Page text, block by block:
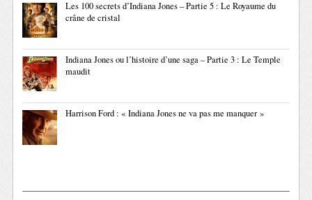
Les 100 secrets d’Indiana Jones – Partie 5 : Le Royaume du
crâne de cristal
Indiana Jones ou l’histoire d’une saga – Partie 3 : Le Temple
maudit
Harrison Ford : « Indiana Jones ne va pas me manquer »